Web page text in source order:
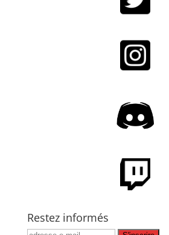
Restez informés